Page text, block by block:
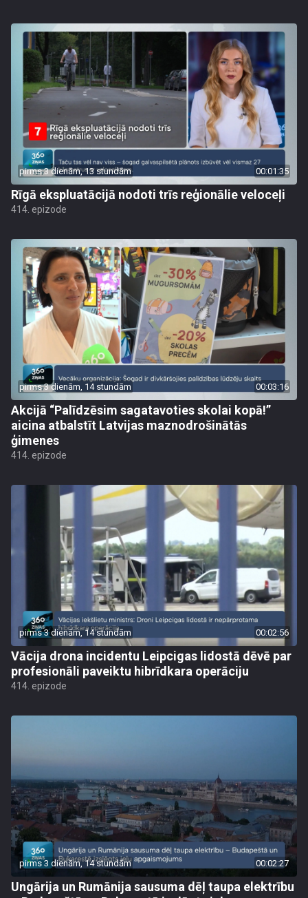
pirms 3 dienām, 13 stundām 00:01:35
Rīgā ekspluatācijā nodoti trīs reģionālie veloceļi
414. epizode
pirms 3 dienām, 14 stundām 00:03:16
Akcijā “Palīdzēsim sagatavoties skolai kopā!”
aicina atbalstīt Latvijas maznodrošinātās
ģimenes
414. epizode
pirms 3 dienām, 14 stundām 00:02:56
Vācija drona incidentu Leipcigas lidostā dēvē par
profesionāli paveiktu hibrīdkara operāciju
414. epizode
pirms 3 dienām, 14 stundām 00:02:27
Ungārija un Rumānija sausuma dēļ taupa elektrību